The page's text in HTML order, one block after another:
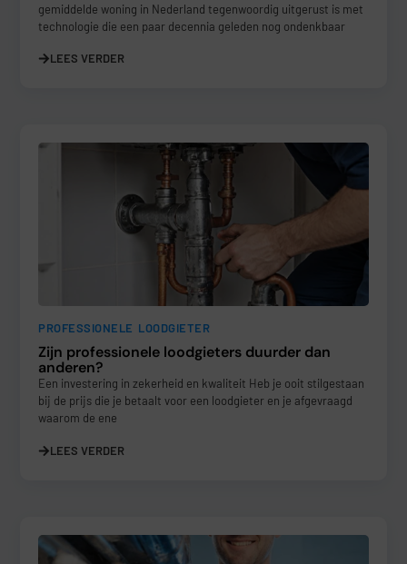
gemiddelde woning in Nederland tegenwoordig uitgerust is met
technologie die een paar decennia geleden nog ondenkbaar
LEES VERDER
PROFESSIONELE LOODGIETER
Zijn professionele loodgieters duurder dan
anderen?
Een investering in zekerheid en kwaliteit Heb je ooit stilgestaan
bij de prijs die je betaalt voor een loodgieter en je afgevraagd
waarom de ene
LEES VERDER